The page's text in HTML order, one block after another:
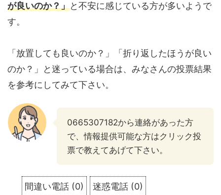
が良いのか？」と不安に感じている方が多いようで
す。
「放置しても良いのか？」「折り返したほうが良い
のか？」と迷っている場合は、みなさんの投票結果
を参考にしてみて下さい。
0665307182から連絡があった方
で、情報提供可能な方はクリック投
票で教えてあげて下さい。
間違い電話 (0) 迷惑電話 (0)